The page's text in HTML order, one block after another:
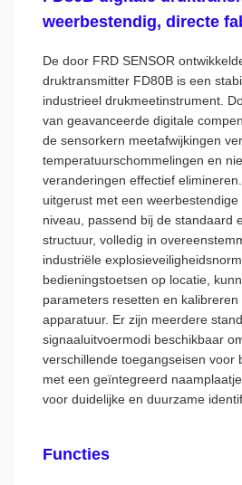
weerbestendig, directe
De door FRD SENSOR
druktransmitter FD80B is een
industrieel drukmeetinstrument.
van geavanceerde digitale
de sensorkern meetafwijkingen
temperatuurschommelingen en
veranderingen effectief
uitgerust met een
niveau, passend bij de standaard
structuur, volledig in
industriële
bedieningstoetsen op locatie,
parameters resetten en kalibreren
apparatuur. Er zijn meerdere
signaaluitvoermodi beschikbaar
verschillende toegangseisen voor
met een geïntegreerd
voor duidelijke en duurzame
Functies